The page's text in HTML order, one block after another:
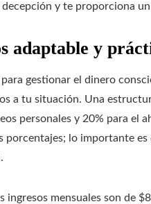
y te proporciona
adaptable y
gestionar el dinero
a tu situación. Una
personales y 20% para el
porcentajes; lo importante
mensuales son de